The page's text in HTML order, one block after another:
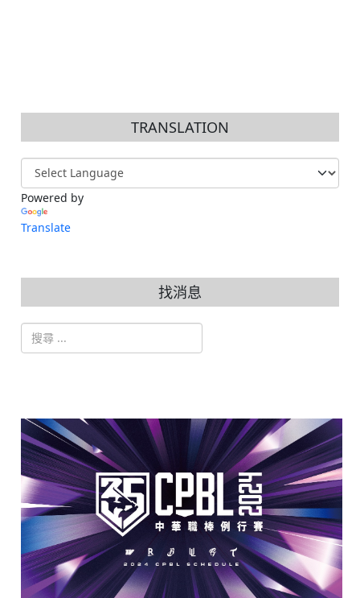
TRANSLATION
Powered by
Translate
找消息
搜索